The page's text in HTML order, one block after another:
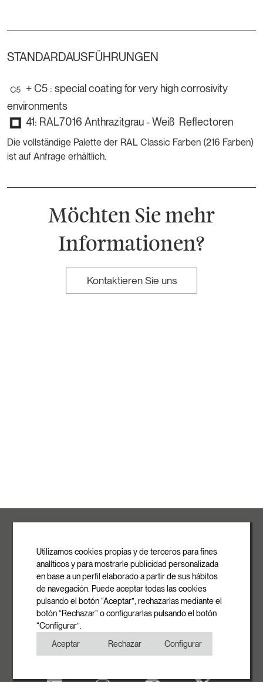
STANDARDAUSFÜHRUNGEN
+ C5 : special coating for very high corrosivity
environments
41: RAL7016 Anthrazitgrau - Weiß Reflectoren
Die vollständige Palette der RAL Classic Farben (216 Farben)
ist auf Anfrage erhältlich.
Möchten Sie mehr
Informationen?
Kontaktieren Sie uns
Ronda de la Font Grossa, 15 Pol. Ind. La Gavarra
08540 Centelles | Barcelona
E-mail
info@rovasi.com
Telefon
+34 93 881 37 13
Utilizamos cookies propias y de terceros para fines
analíticos y para mostrarle publicidad personalizada
en base a un perfil elaborado a partir de sus hábitos
de navegación. Puede aceptar todas las cookies
pulsando el botón “Aceptar”, rechazarlas mediante el
botón “Rechazar” o configurarlas pulsando el botón
“Configurar”.
Aceptar
Rechazar Configurar